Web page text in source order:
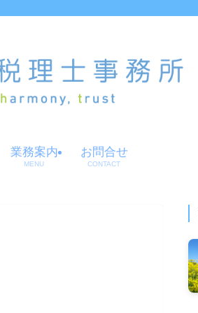
業務案内
MENU
お問合せ
CONTACT